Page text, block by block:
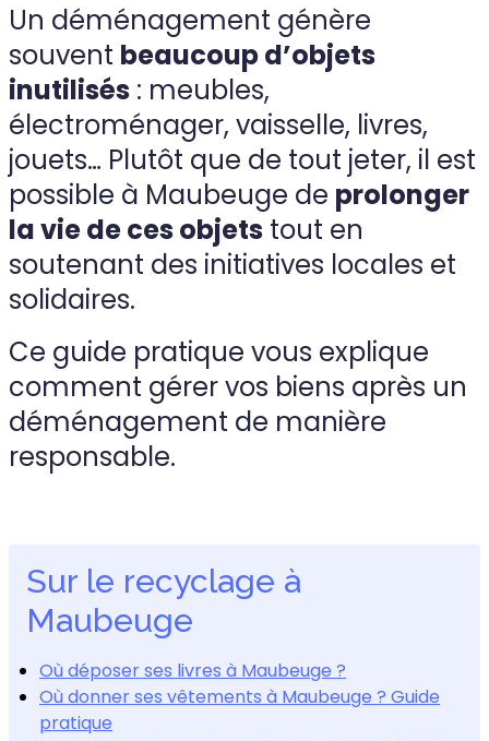
Un déménagement génère
souvent beaucoup d’objets
inutilisés : meubles,
électroménager, vaisselle, livres,
jouets… Plutôt que de tout jeter, il est
possible à Maubeuge de prolonger
la vie de ces objets tout en
soutenant des initiatives locales et
solidaires.
Ce guide pratique vous explique
comment gérer vos biens après un
déménagement de manière
responsable.
Sur le recyclage à
Maubeuge
Où déposer ses livres à Maubeuge ?
Où donner ses vêtements à Maubeuge ? Guide
pratique